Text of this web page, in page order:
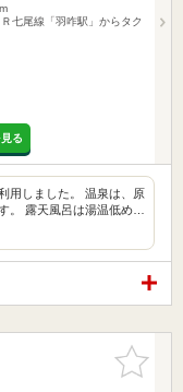
七尾線「羽咋駅」からタク
る
用しました。 温泉は、原
。 露天風呂は湯温低め…
お気に入
りに追加